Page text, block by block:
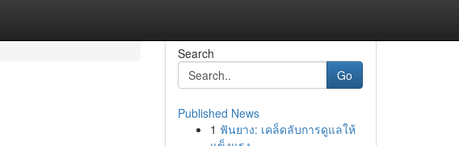
Search
Go
Published News
1 ฟันยาง: เคล็ดลับการดูแลให้